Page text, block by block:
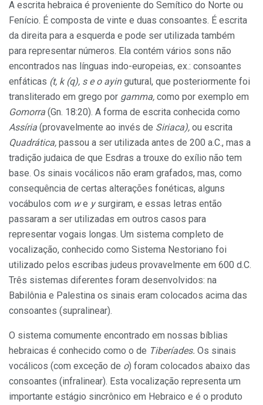
A escrita hebraica é proveniente do Semítico do Norte ou
Fenício. É composta de vinte e duas consoantes. É escrita
da direita para a esquerda e pode ser utilizada também
para representar números. Ela contém vários sons não
encontrados nas línguas indo-europeias, ex.: consoantes
enfáticas (t, k (q), s e o ayingutural, que posteriormente foi
transliterado em grego por gamma, como por exemplo em
Gomorra (Gn. 18:20). A forma de escrita conhecida como
Assíria (provavelmente ao invés de Siriaca), ou escrita
Quadrática, passou a ser utilizada antes de 200 a.C., mas a
tradição judaica de que Esdras a trouxe do exílio não tem
base. Os sinais vocálicos não eram grafados, mas, como
consequência de certas alterações fonéticas, alguns
vocábulos com we ysurgiram, e essas letras então
passaram a ser utilizadas em outros casos para
representar vogais longas. Um sistema completo de
vocalização, conhecido como Sistema Nestoriano foi
utilizado pelos escribas judeus provavelmente em 600 d.C.
Três sistemas diferentes foram desenvolvidos: na
Babilônia e Palestina os sinais eram colocados acima das
consoantes (supralinear).
O sistema comumente encontrado em nossas bíblias
hebraicas é conhecido como o de Tiberíades. Os sinais
vocálicos (com exceção de o) foram colocados abaixo das
consoantes (infralinear). Esta vocalização representa um
importante estágio sincrônico em Hebraico e é o produto